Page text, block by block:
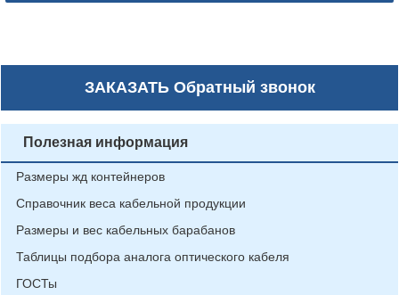
ЗАКАЗАТЬОбратный звонок
Полезная информация
Размеры жд контейнеров
Справочник веса кабельной продукции
Размеры и вес кабельных барабанов
Таблицы подбора аналога оптического кабеля
ГОСТы